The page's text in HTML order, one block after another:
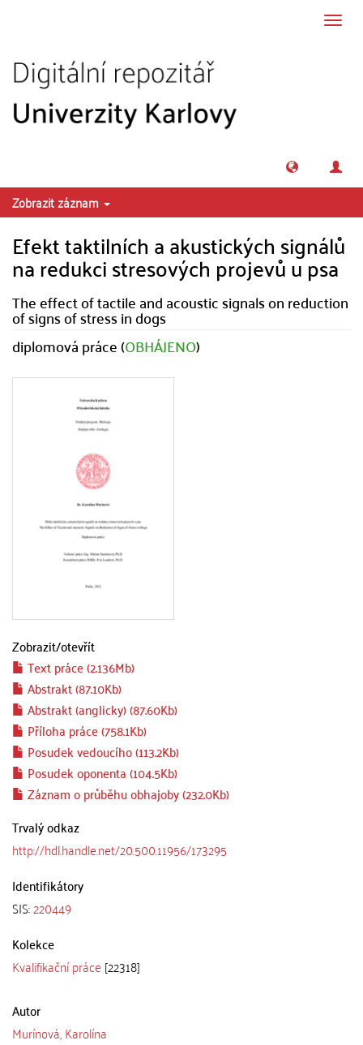
Zobrazit záznam
Efekt taktilních a akustických signálů
na redukci stresových projevů u psa
The effect of tactile and acoustic signals on reduction
of signs of stress in dogs
diplomová práce (OBHÁJENO)
Zobrazit/otevřít
Text práce (2.136Mb)
Abstrakt (87.10Kb)
Abstrakt (anglicky) (87.60Kb)
Příloha práce (758.1Kb)
Posudek vedoucího (113.2Kb)
Posudek oponenta (104.5Kb)
Záznam o průběhu obhajoby (232.0Kb)
Trvalý odkaz
http://hdl.handle.net/20.500.11956/173295
Identifikátory
SIS:220449
Kolekce
Kvalifikační práce [22318]
Autor
Murínová, Karolína